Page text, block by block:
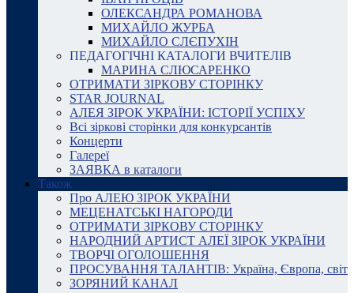
ОЛЕКСАНДРА РОМАНОВА
МИХАЙЛО ЖУРБА
МИХАЙЛО СЛЄПУХІН
ПЕДАГОГІЧНІ КАТАЛОГИ ВЧИТЕЛІВ
МАРИНА СЛЮСАРЕНКО
ОТРИМАТИ ЗІРКОВУ СТОРІНКУ
STAR JOURNAL
АЛЕЯ ЗІРОК УКРАЇНИ: ІСТОРІЇ УСПІХУ
Всі зіркові сторінки для конкурсантів
Концерти
Галереї
ЗАЯВКА в каталоги
Також
Про АЛЕЮ ЗІРОК УКРАЇНИ
МЕЦЕНАТСЬКІ НАГОРОДИ
ОТРИМАТИ ЗІРКОВУ СТОРІНКУ
НАРОДНИЙ АРТИСТ АЛЕЇ ЗІРОК УКРАЇНИ
ТВОРЧІ ОГОЛОШЕННЯ
ПРОСУВАННЯ ТАЛАНТІВ: Україна, Європа, світ
ЗОРЯНИЙ КАНАЛ